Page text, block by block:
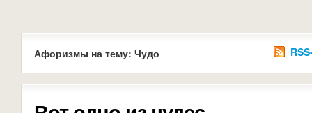
Афоризмы на тему: Чудо